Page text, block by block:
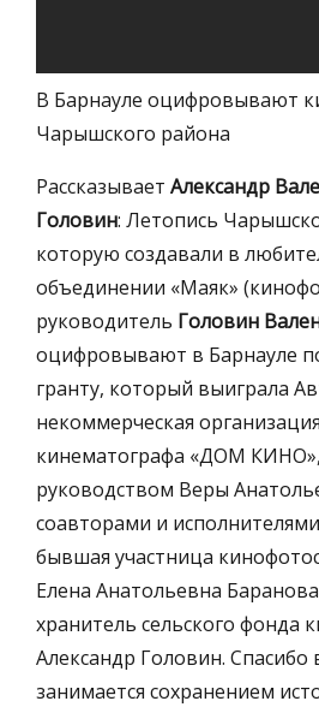
В Барнауле оцифровывают
Чарышского района
Рассказывает Александр
Головин: Летопись
которую создавали в
объединении «Маяк»
руководитель Головин
оцифровывают в Барнауле
гранту, который выиграла
некоммерческая
кинематографа «ДОМ
руководством Веры
соавторами и
бывшая участница
Елена Анатольевна
хранитель сельского фонда
Александр Головин. Спасибо
занимается сохранением